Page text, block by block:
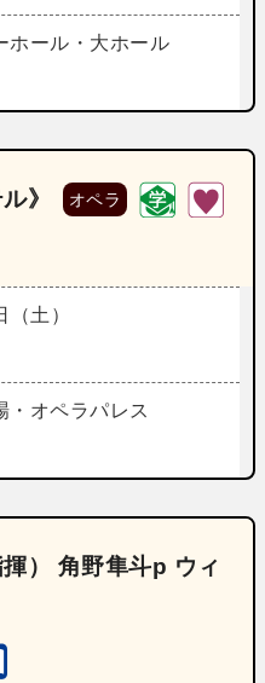
ホール・大ホール
》 オペラ
土）
・オペラパレス
） 角野隼斗p ウィ